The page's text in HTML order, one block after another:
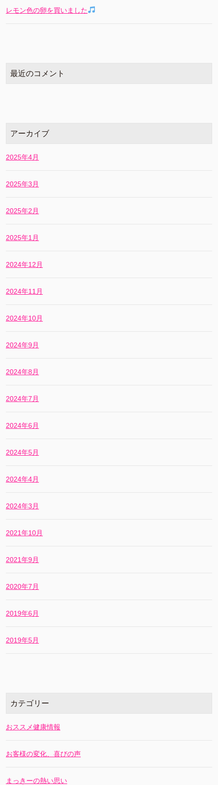
レモン色の卵を買いました
最近のコメント
アーカイブ
2025年4月
2025年3月
2025年2月
2025年1月
2024年12月
2024年11月
2024年10月
2024年9月
2024年8月
2024年7月
2024年6月
2024年5月
2024年4月
2024年3月
2021年10月
2021年9月
2020年7月
2019年6月
2019年5月
カテゴリー
おススメ健康情報
お客様の変化、喜びの声
まっきーの熱い思い